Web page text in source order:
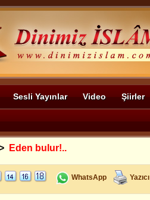
Sesli Yayınlar Video Şiirler
Eden bulur!..
WhatsApp Yazıcı